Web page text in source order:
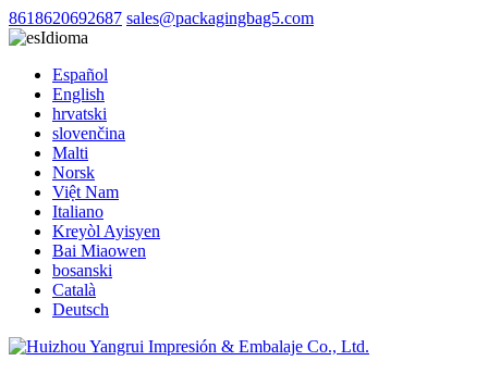
8618620692687 sales@packagingbag5.com
Idioma
Español
English
hrvatski
slovenčina
Malti
Norsk
Việt Nam
Italiano
Kreyòl Ayisyen
Bai Miaowen
bosanski
Català
Deutsch